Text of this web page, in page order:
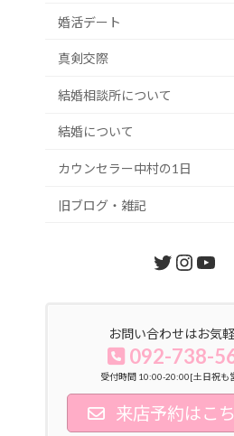
婚活デート
真剣交際
結婚相談所について
結婚について
カウンセラー中村の1日
旧ブログ・雑記
Twitter
お問い合わせはお気軽
092-738-
受付時間 10:00-20:00[土日祝も
来店予約はこ